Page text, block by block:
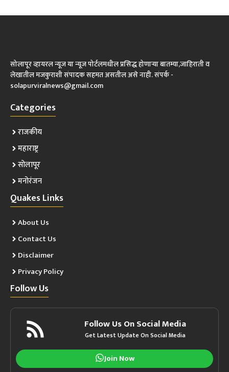
सोलापूर व्हायरल न्यूज या न्यूज पोर्टलमधील प्रसिद्ध होणाऱ्या बातम्या,जाहिराती व
लेखातील मजकुराशी संपादक सहमत असतील असे नाही. संपर्क -
solapurviralnews@gmail.com
Categories
राजकीय
महाराष्ट्र
सोलापूर
मनोरंजन
Quakes Links
About Us
Contact Us
Disclaimer
Privacy Policy
Follow Us
Follow Us On Social Media
Get Latest Update On Social Media
Join Now